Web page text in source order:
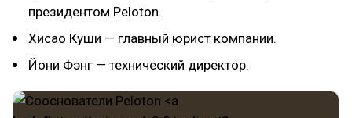
президентом Peloton.
Хисао Куши — главный юрист компании.
Йони Фэнг — технический директор.